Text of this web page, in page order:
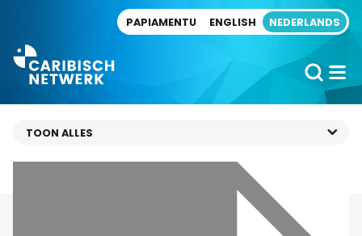
PAPIAMENTU ENGLISH NEDERLANDS